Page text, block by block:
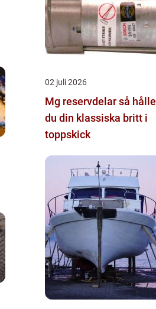
02 juli 2026
Mg reservdelar så håller
du din klassiska britt i
toppskick